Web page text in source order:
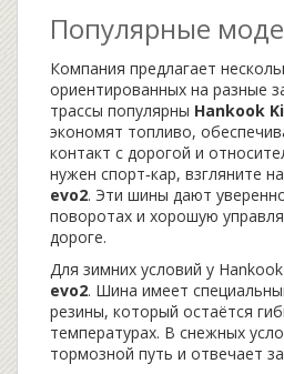
Популярные
Компания предлагает
ориентированных на разные
трассы популярны Hankook
экономят топливо,
контакт с дорогой и
нужен спорт‑кар, взгляните на
evo2. Эти шины дают
поворотах и хорошую
дороге.
Для зимних условий у
evo2. Шина имеет
резины, который остаётся
температурах. В снежных
тормозной путь и отвечает